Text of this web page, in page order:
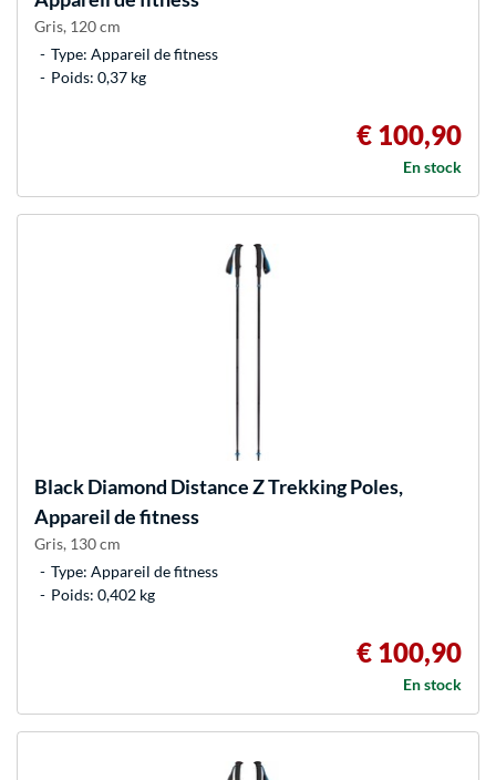
Gris, 120 cm
Type: Appareil de fitness
Poids: 0,37 kg
€ 100,90
En stock
Black Diamond Distance Z Trekking Poles,
Appareil de fitness
Gris, 130 cm
Type: Appareil de fitness
Poids: 0,402 kg
€ 100,90
En stock